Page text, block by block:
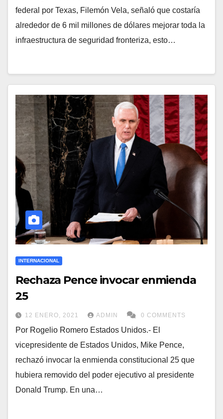
federal por Texas, Filemón Vela, señaló que costaría
alrededor de 6 mil millones de dólares mejorar toda la
infraestructura de seguridad fronteriza, esto…
INTERNACIONAL
Rechaza Pence invocar enmienda
25
12 ENERO, 2021 ADMIN 0 COMMENTS
Por Rogelio Romero Estados Unidos.- El
vicepresidente de Estados Unidos, Mike Pence,
rechazó invocar la enmienda constitucional 25 que
hubiera removido del poder ejecutivo al presidente
Donald Trump. En una…